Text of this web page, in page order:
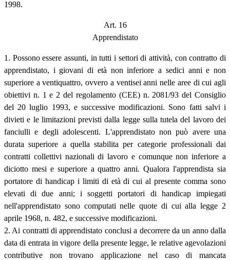
1998.
Art. 16
Apprendistato
1. Possono essere assunti, in tutti i settori di attività, con contratto di
apprendistato, i giovani di età non inferiore a sedici anni e non
superiore a ventiquattro, ovvero a ventisei anni nelle aree di cui agli
obiettivi n. 1 e 2 del regolamento (CEE) n. 2081/93 del Consiglio
del 20 luglio 1993, e successive modificazioni. Sono fatti salvi i
divieti e le limitazioni previsti dalla legge sulla tutela del lavoro dei
fanciulli e degli adolescenti. L'apprendistato non può avere una
durata superiore a quella stabilita per categorie professionali dai
contratti collettivi nazionali di lavoro e comunque non inferiore a
diciotto mesi e superiore a quattro anni. Qualora l'apprendista sia
portatore di handicap i limiti di età di cui al presente comma sono
elevati di due anni; i soggetti portatori di handicap impiegati
nell'apprendistato sono computati nelle quote di cui alla legge 2
aprile 1968, n. 482, e successive modificazioni.
2. Ai contratti di apprendistato conclusi a decorrere da un anno dalla
data di entrata in vigore della presente legge, le relative agevolazioni
contributive non trovano applicazione nel caso di mancata